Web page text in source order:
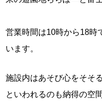
営業時間は10時から18時
います。
施設内はあそび心をそそ
といわれるのも納得の空